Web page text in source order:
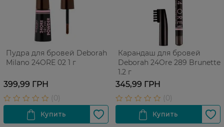
Пудра для бровей Deborah
Milano 24ORE 02 1 г
399,99 ГРН
Карандаш для бровей
Deborah 24Ore 289 Brunette
1.2 г
345,99 ГРН